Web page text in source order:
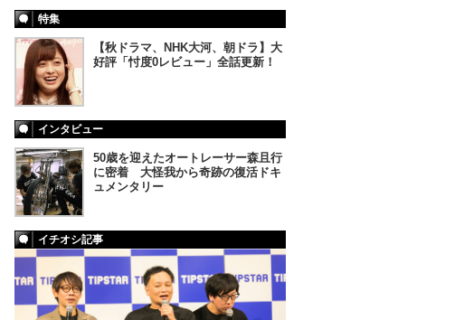
特集
【秋ドラマ、NHK大河、朝ドラ】大
好評「忖度0レビュー」全話更新！
インタビュー
50歳を迎えたオートレーサー森且行
に密着 大怪我から奇跡の復活ドキ
ュメンタリー
イチオシ記事